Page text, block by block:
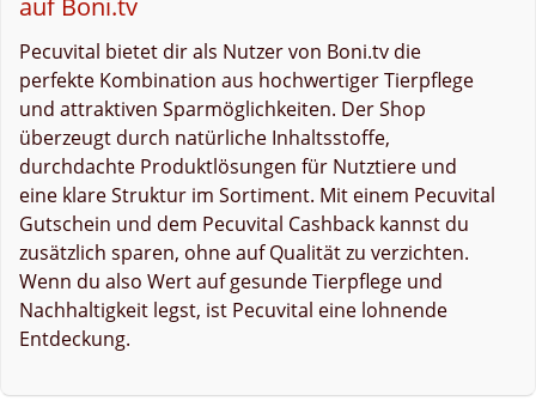
Pecuvital bietet dir als Nutzer von Boni.tv die
perfekte Kombination aus hochwertiger Tierpflege
und attraktiven Sparmöglichkeiten. Der Shop
überzeugt durch natürliche Inhaltsstoffe,
durchdachte Produktlösungen für Nutztiere und
eine klare Struktur im Sortiment. Mit einem Pecuvital
Gutschein und dem Pecuvital Cashback kannst du
zusätzlich sparen, ohne auf Qualität zu verzichten.
Wenn du also Wert auf gesunde Tierpflege und
Nachhaltigkeit legst, ist Pecuvital eine lohnende
Entdeckung.